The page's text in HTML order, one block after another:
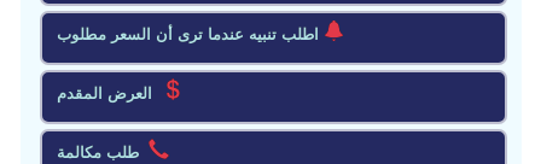
اطلب تنبيه عندما ترى أن السعر مطلوب
العرض المقدم
طلب مكالمة